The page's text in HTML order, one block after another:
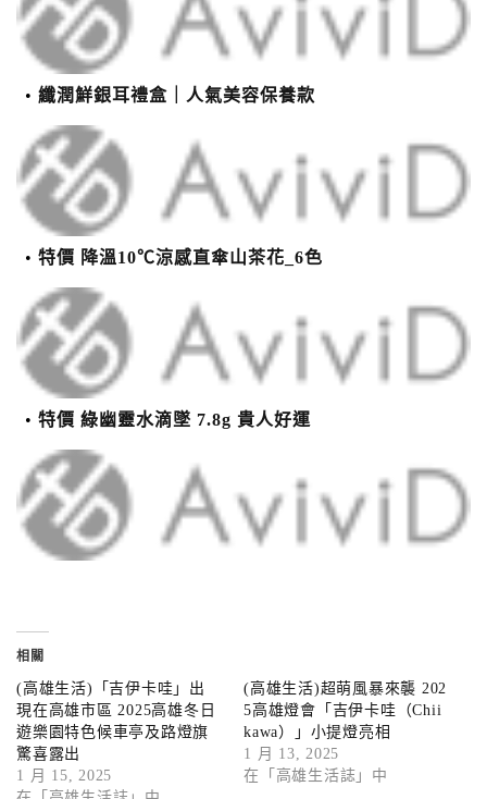
纖潤鮮銀耳禮盒｜人氣美容保養款
特價 降溫10℃涼感直傘山茶花_6色
特價 綠幽靈水滴墜 7.8g 貴人好運
相關
(高雄生活)「吉伊卡哇」出
現在高雄市區 2025高雄冬日
遊樂園特色候車亭及路燈旗
驚喜露出
1 月 15, 2025
(高雄生活)超萌風暴來襲 202
5高雄燈會「吉伊卡哇（Chii
kawa）」小提燈亮相
1 月 13, 2025
在「高雄生活誌」中